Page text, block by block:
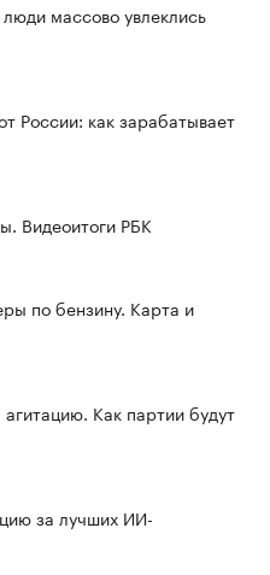
массово увлеклись
России: как зарабатывает
Видеоитоги РБК
по бензину. Карта и
Как партии будут
за лучших ИИ-